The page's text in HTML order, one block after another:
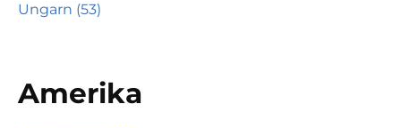
Ungarn (53)
Amerika